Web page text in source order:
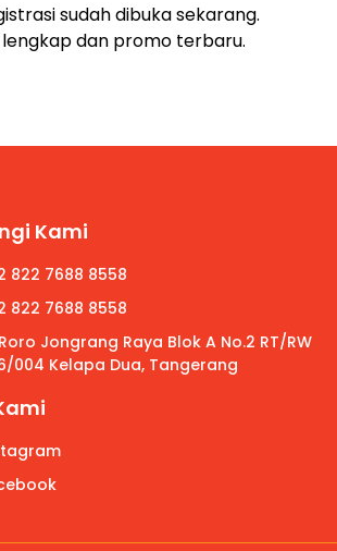
sudah dibuka sekarang.
dan promo terbaru.
Kami
822 7688 8558
822 7688 8558
Jongrang Raya Blok A No.2 RT/RW
004 Kelapa Dua, Tangerang